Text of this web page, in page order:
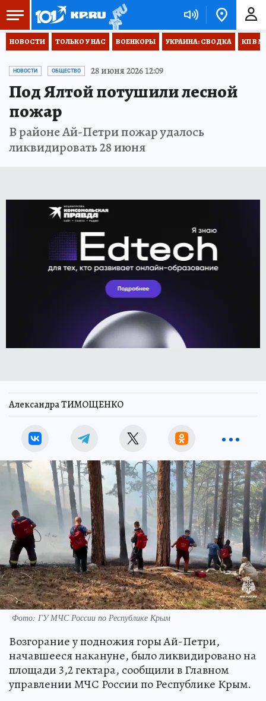
НОВОСТИ ТОЛЬКО У НАС ВОЕНКОРЫ УКРАИНА: СВОДКА КП В
НОВОСТИ ОБЩЕСТВО 28 июня 2026 12:09
Под Ялтой потушили лесной
пожар
В районе Ай-Петри пожар удалось
ликвидировать 28 июня
Александра ТИМОЩЕНКО
Фото: ГУ МЧС России по Республике Крым
Возгорание у подножия горы Ай-Петри,
начавшееся накануне, было ликвидировано на
площади 3,2 гектара, сообщили в Главном
управлении МЧС России по Республике Крым.